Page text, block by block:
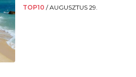
TOP10 /AUGUSZTUS 29.